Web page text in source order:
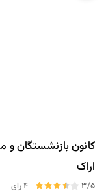
کانون بازنشستگان و
اراک
3/5
4 رای